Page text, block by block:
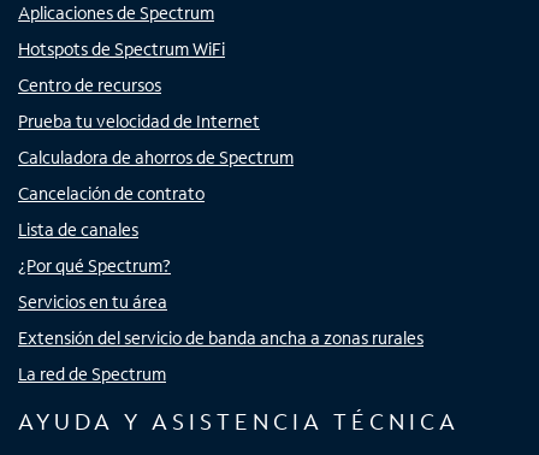
Aplicaciones de Spectrum
Hotspots de Spectrum WiFi
Centro de recursos
Prueba tu velocidad de Internet
Calculadora de ahorros de Spectrum
Cancelación de contrato
Lista de canales
¿Por qué Spectrum?
Servicios en tu área
Extensión del servicio de banda ancha a zonas rurales
La red de Spectrum
AYUDA Y ASISTENCIA TÉCNICA